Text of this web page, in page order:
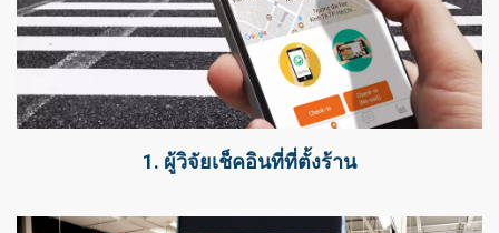
1. ผู้วิจัยเช็คอินที่ที่ตั้งร้าน